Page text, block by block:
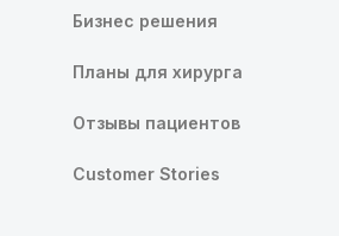
Бизнес решения
Планы для хирурга
Отзывы пациентов
Customer Stories